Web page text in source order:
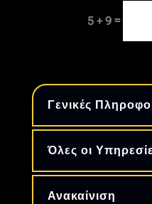
5 + 9 =
Γενικές
Όλες οι
Ανακαίνιση